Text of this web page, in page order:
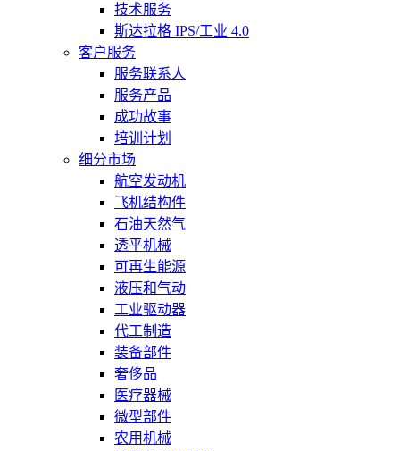
技术服务
斯达拉格 IPS/工业 4.0
客户服务
服务联系人
服务产品
成功故事
培训计划
细分市场
航空发动机
飞机结构件
石油天然气
透平机械
可再生能源
液压和气动
工业驱动器
代工制造
装备部件
奢侈品
医疗器械
微型部件
农用机械